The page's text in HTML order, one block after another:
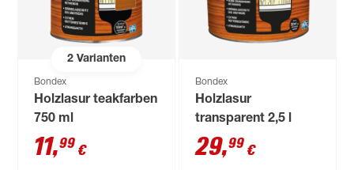
2Varianten
Bondex
Holzlasur teakfarben
750 ml
11,99 €
Bondex
Holzlasur
transparent 2,5 l
29,99 €